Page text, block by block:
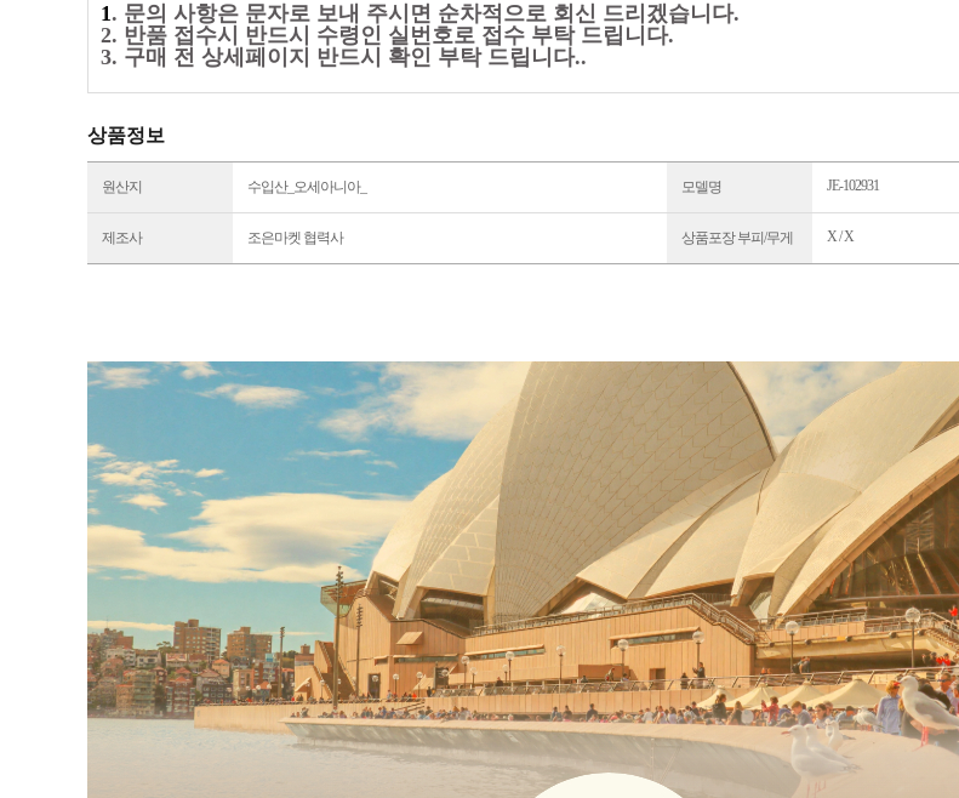
1. 문의 사항은 문자로 보내 주시면 순차적으로 회신 드리겠습니다.
2. 반품 접수시 반드시 수령인 실번호로 접수 부탁 드립니다.
3. 구매 전 상세페이지 반드시 확인 부탁 드립니다..
상품정보
원산지 수입산_오세아니아_ 모델명 JE-102931
제조사 조은마켓 협력사 상품포장 부피/무게 X / X